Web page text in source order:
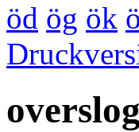
öd ög ök